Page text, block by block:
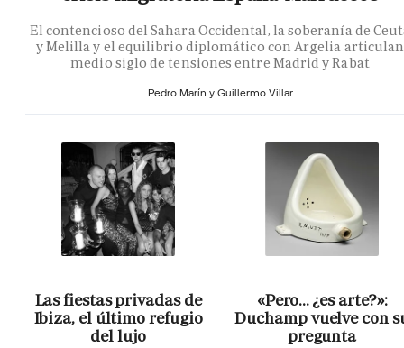
El contencioso del Sahara Occidental, la soberanía de
y Melilla y el equilibrio diplomático con Argelia articulan
medio siglo de tensiones entre Madrid y Rabat
Pedro Marín y Guillermo Villar
Las fiestas privadas de
Ibiza, el último refugio
del lujo
«Pero… ¿es arte?»:
Duchamp vuelve con
pregunta